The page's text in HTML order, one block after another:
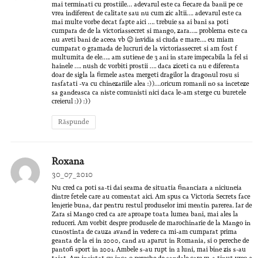
mai terminati cu prostiile… adevarul este ca fiecare da banii pe ce
vrea indiferent de calitate sau nu cum zic altii…. adevarul este ca
mai multe vorbe decat fapte aici …. trebuie sa ai bani sa poti
cumpara de de la victoriassecret si mango, zara….. problema este ca
nu aveti bani de aceea vb 😉 invidia si ciuda e mare…. eu miam
cumparat o gramada de lucruri de la victoriassecret si am fost f
multumita de ele….. am sutiene de 3 ani in stare impecabila la fel si
hainele …. nush dc vorbiti prostii …. daca ziceti ca nu e diferenta
doar de sigla la firmele astea mergeti dragilor la dragonul rosu si
rasfatati -va cu chinezariile alea :))….oricum romanii no sa inceteze
sa gandeasca ca niste comunisti nici daca le-am sterge cu buretele
creierul :)) :))
Răspunde
Roxana
30_07_2010
Nu cred ca poti sa-ti dai seama de situatia financiara a niciuneia
dintre fetele care au comentat aici. Am spus ca Victoria Secrets face
lenjerie buna, dar pentru restul produselor imi mentin parerea. Iar de
Zara si Mango cred ca are aproape toata lumea bani, mai ales la
reduceri. Am vorbit despre produsele de marochinarie de la Mango in
cunostinta de cauza avand in vedere ca mi-am cumparat prima
geanta de la ei in 2000, cand au aparut in Romania, si o pereche de
pantofi sport in 2001. Ambele s-au rupt in 2 luni, mai bine zis s-au